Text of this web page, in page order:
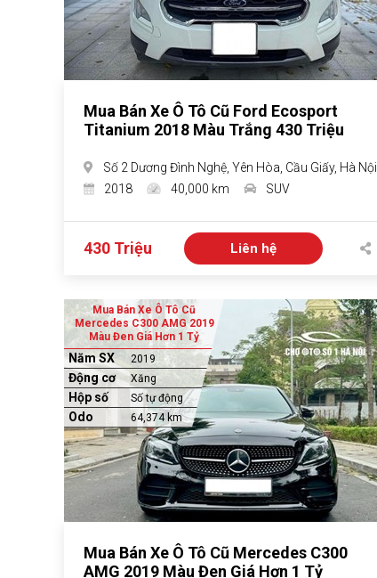
Mua Bán Xe Ô Tô Cũ Ford Ecosport
Titanium 2018 Màu Trắng 430 Triệu
Số 2 Dương Đình Nghệ, Yên Hòa, Cầu Giấy, Hà Nội
2018
40,000 km SUV
430 Triệu Liên hệ
Mua Bán Xe Ô Tô Cũ
Mercedes C300 AMG 2019
Màu Đen Giá Hơn 1 Tỷ
Năm SX 2019
Động cơ Xăng
Hộp số Số tự động
Odo 64,374 km
Mua Bán Xe Ô Tô Cũ Mercedes C300
AMG 2019 Màu Đen Giá Hơn 1 Tỷ